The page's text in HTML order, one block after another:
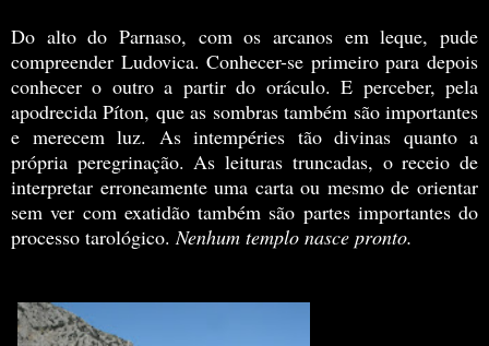
Do alto do Parnaso, com os arcanos em leque, pude
compreender Ludovica. Conhecer-se primeiro para depois
conhecer o outro a partir do oráculo. E perceber, pela
apodrecida Píton, que as sombras também são importantes
e merecem luz. As intempéries tão divinas quanto a
própria peregrinação. As leituras truncadas, o receio de
interpretar erroneamente uma carta ou mesmo de orientar
sem ver com exatidão também são partes importantes do
processo tarológico. Nenhum templo nasce pronto.